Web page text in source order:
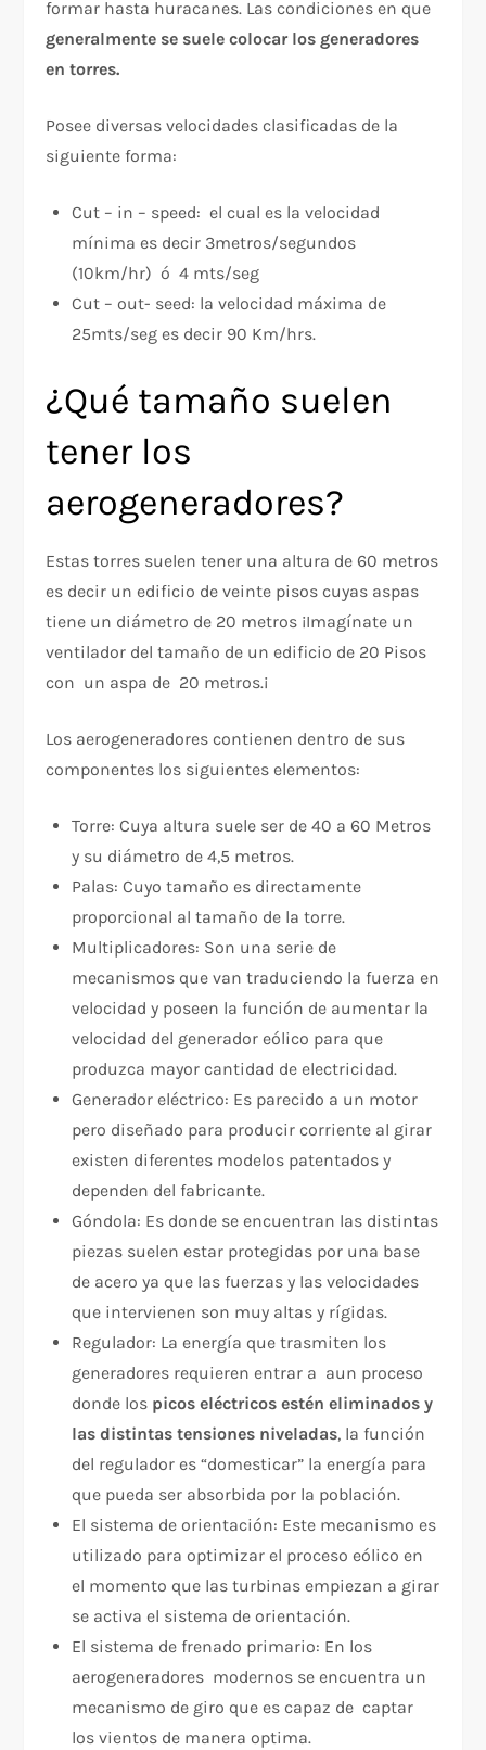
formar hasta huracanes. Las condiciones en que
generalmente se suele colocar los generadores
en torres.
Posee diversas velocidades clasificadas de la
siguiente forma:
Cut – in – speed: el cual es la velocidad
mínima es decir 3metros/segundos
(10km/hr) ó 4 mts/seg
Cut – out- seed: la velocidad máxima de
25mts/seg es decir 90 Km/hrs.
¿Qué tamaño suelen
tener los
aerogeneradores?
Estas torres suelen tener una altura de 60 metros
es decir un edificio de veinte pisos cuyas aspas
tiene un diámetro de 20 metros ¡Imagínate un
ventilador del tamaño de un edificio de 20 Pisos
con un aspa de 20 metros.¡
Los aerogeneradores contienen dentro de sus
componentes los siguientes elementos:
Torre: Cuya altura suele ser de 40 a 60 Metros
y su diámetro de 4,5 metros.
Palas: Cuyo tamaño es directamente
proporcional al tamaño de la torre.
Multiplicadores: Son una serie de
mecanismos que van traduciendo la fuerza en
velocidad y poseen la función de aumentar la
velocidad del generador eólico para que
produzca mayor cantidad de electricidad.
Generador eléctrico: Es parecido a un motor
pero diseñado para producir corriente al girar
existen diferentes modelos patentados y
dependen del fabricante.
Góndola: Es donde se encuentran las distintas
piezas suelen estar protegidas por una base
de acero ya que las fuerzas y las velocidades
que intervienen son muy altas y rígidas.
Regulador: La energía que trasmiten los
generadores requieren entrar a aun proceso
donde los picos eléctricos estén eliminados y
las distintas tensiones niveladas, la función
del regulador es “domesticar” la energía para
que pueda ser absorbida por la población.
El sistema de orientación: Este mecanismo es
utilizado para optimizar el proceso eólico en
el momento que las turbinas empiezan a girar
se activa el sistema de orientación.
El sistema de frenado primario: En los
aerogeneradores modernos se encuentra un
mecanismo de giro que es capaz de captar
los vientos de manera optima.